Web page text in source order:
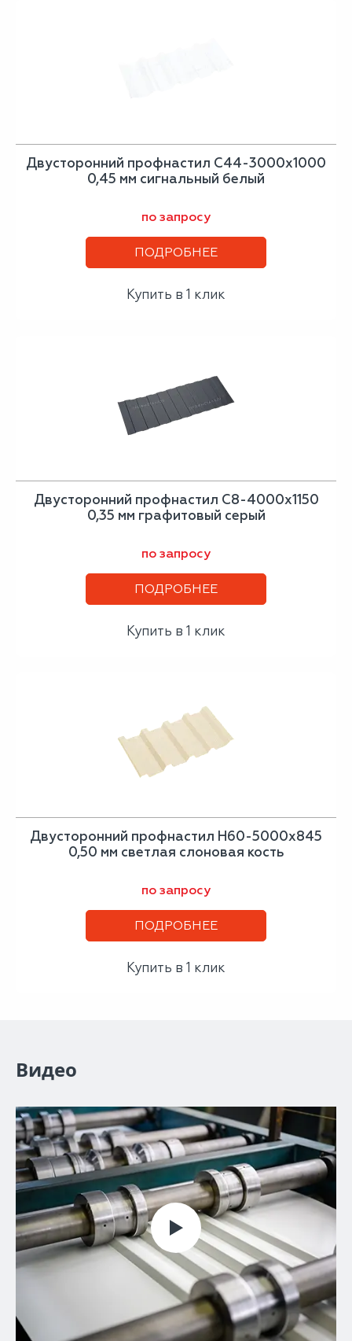
Двусторонний профнастил С44-3000х1000
0,45 мм сигнальный белый
по запросу
ПОДРОБНЕЕ
Купить в 1 клик
Двусторонний профнастил С8-4000х1150
0,35 мм графитовый серый
по запросу
ПОДРОБНЕЕ
Купить в 1 клик
Двусторонний профнастил Н60-5000х845
0,50 мм светлая слоновая кость
по запросу
ПОДРОБНЕЕ
Купить в 1 клик
Видео